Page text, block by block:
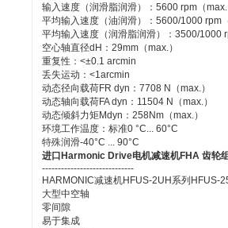
输入速度（润滑脂润滑）：5600 rpm（
平均输入速度（油润滑）：5600/1000 rpm
平均输入速度（润滑脂润滑）：3500/1000
空心轴直径dH：29mm（max.）
重复性：<±0.1 arcmin
丢失运动：<1arcmin
动态径向载荷FR dyn：7708 N（max.）
动态轴向载荷FA dyn：11504 N（max.）
动态倾斜力矩Mdyn：258Nm（max.）
环境工作温度：标准0 °C... 60°C
特殊润滑-40°C ... 90°C
进口Harmonic Drive电机减速机FHA 齿轮
-----------------------------
HARMONIC减速机HFUS-2UH系列HFUS-
大型中空轴
零间隙
易于集成